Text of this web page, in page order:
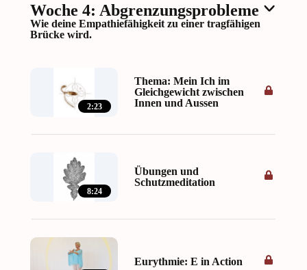
Woche 4: Abgrenzungsprobleme
Wie deine Empathiefähigkeit zu einer tragfähigen
Brücke wird.
2:23
Thema: Mein Ich im
Gleichgewicht zwischen
Innen und Aussen
8:24
Übungen und
Schutzmeditation
Eurythmie: E in Action